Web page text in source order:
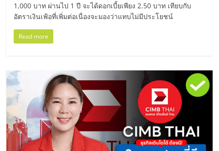
แฟ
รน
ไชส์,
ที่
ปรึกษา
แฟ
1,000 บาท ผ่านไป 1 ปี จะได้ดอกเบี้ยเพียง 2.50 บาท เทียบกับ
อัตราเงินเฟ้อที่เพิ่มต่อเนื่องจะมองว่าแทบไม่มีประโยชน์
Read more